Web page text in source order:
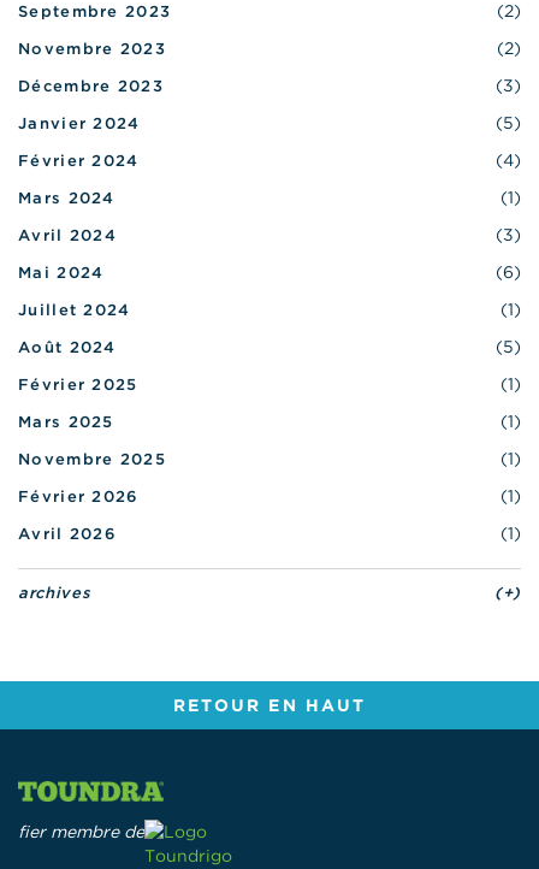
Septembre 2023 (2)
Novembre 2023 (2)
Décembre 2023 (3)
Janvier 2024 (5)
Février 2024 (4)
Mars 2024 (1)
Avril 2024 (3)
Mai 2024 (6)
Juillet 2024 (1)
Août 2024 (5)
Février 2025 (1)
Mars 2025 (1)
Novembre 2025 (1)
Février 2026 (1)
Avril 2026 (1)
archives (+)
RETOUR EN HAUT
fier membre de